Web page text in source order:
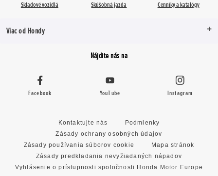
Skladové vozidlá Skúšobná jazda Cenníky a katalógy
Viac od Hondy
Nájdite nás na
Facebook YouTube Instagram
Kontaktujte nás
Podmienky
Zásady ochrany osobných údajov
Zásady používania súborov cookie
Mapa stránok
Zásady predkladania nevyžiadaných nápadov
Vyhlásenie o prístupnosti spoločnosti Honda Motor Europe